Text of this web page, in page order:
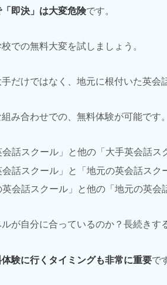
即決」は大変危険です。
での無料大変を試しましょう。
だけではなく、地元に根付いた英会
み合わせでの、無料体験が可能です。
会話スクール」と他の「大手英会話ス
会話スクール」と「地元の英会話スク
英会話スクール」と他の「地元の英会
が自分に合っているのか？長続きす
験に行くタイミングも非常に重要で